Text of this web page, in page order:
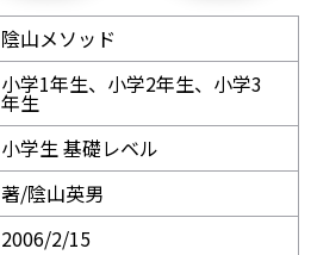
陰山メソッド
小学1年生、小学2年生、小学3
年生
小学生 基礎レベル
著/陰山英男
2006/2/15